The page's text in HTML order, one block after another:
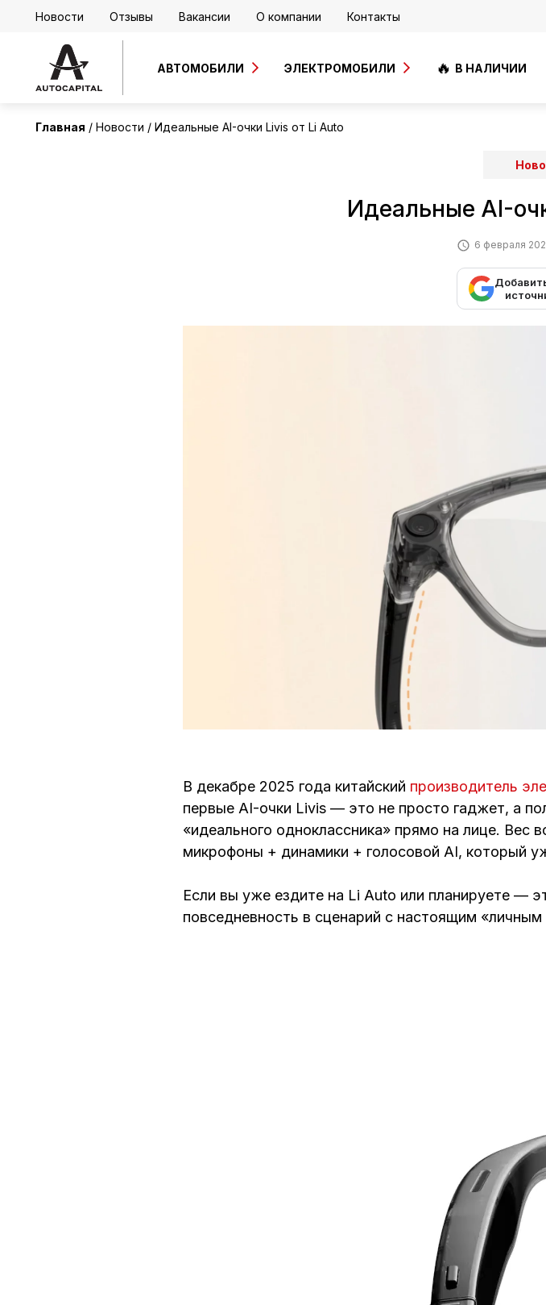
Новости Отзывы Вакансии О компании Контакты
АВТОМОБИЛИ ЭЛЕКТРОМОБИЛИ В НАЛИЧИИ
Главная Новости Идеальные AI-очки Livis от Li Auto
Идеальные AI-
6 февраля
В декабре 2025 года китайский производитель
первые AI-очки Livis — это не просто гаджет, а
«идеального одноклассника» прямо на лице. Вес
микрофоны + динамики + голосовой AI, который
Если вы уже ездите на Li Auto или планируете —
повседневность в сценарий с настоящим